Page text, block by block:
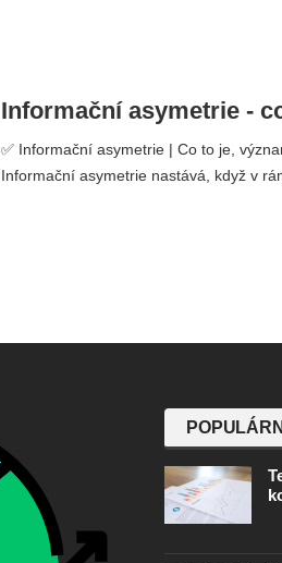
Informační asymetrie -
✅ Informační asymetrie | Co to je,
Informační asymetrie nastává, když v